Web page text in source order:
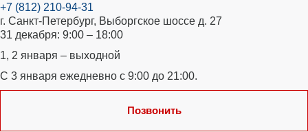
+7 (812) 210-94-31
г. Санкт-Петербург, Выборгское шоссе д. 27
31 декабря: 9:00 – 18:00
1, 2 января – выходной
С 3 января ежедневно с 9:00 до 21:00.
Позвонить